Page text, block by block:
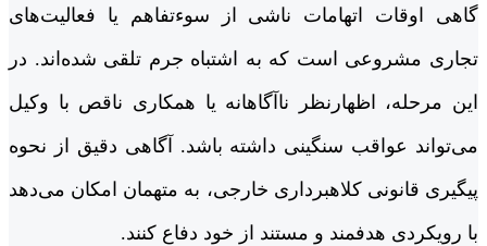
گاهی اوقات اتهامات ناشی از سوءتفاهم یا فعالیت‌های
تجاری مشروعی است که به اشتباه جرم تلقی شده‌اند. در
این مرحله، اظهارنظر ناآگاهانه یا همکاری ناقص با وکیل
می‌تواند عواقب سنگینی داشته باشد. آگاهی دقیق از نحوه
پیگیری قانونی کلاهبرداری خارجی، به متهمان امکان می‌دهد
با رویکردی هدفمند و مستند از خود دفاع کنند.